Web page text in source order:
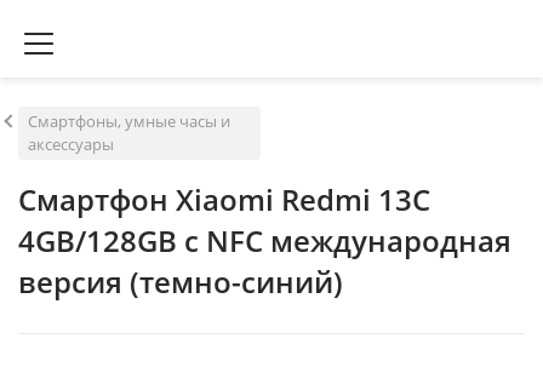
Смартфоны, умные часы и
аксессуары
Смартфон Xiaomi Redmi 13C
4GB/128GB с NFC международная
версия (темно-синий)